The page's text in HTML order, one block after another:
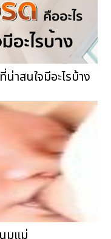
าสนใจมีอะไรบ้าง